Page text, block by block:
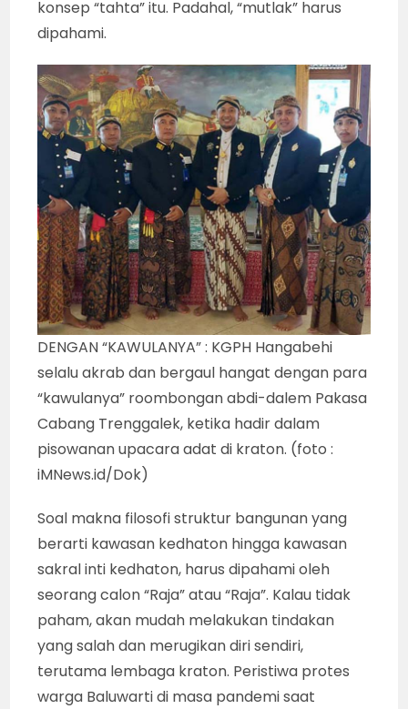
konsep “tahta” itu. Padahal, “mutlak” harus
dipahami.
DENGAN “KAWULANYA” : KGPH Hangabehi
selalu akrab dan bergaul hangat dengan para
“kawulanya” roombongan abdi-dalem Pakasa
Cabang Trenggalek, ketika hadir dalam
pisowanan upacara adat di kraton. (foto :
iMNews.id/Dok)
Soal makna filosofi struktur bangunan yang
berarti kawasan kedhaton hingga kawasan
sakral inti kedhaton, harus dipahami oleh
seorang calon “Raja” atau “Raja”. Kalau tidak
paham, akan mudah melakukan tindakan
yang salah dan merugikan diri sendiri,
terutama lembaga kraton. Peristiwa protes
warga Baluwarti di masa pandemi saat